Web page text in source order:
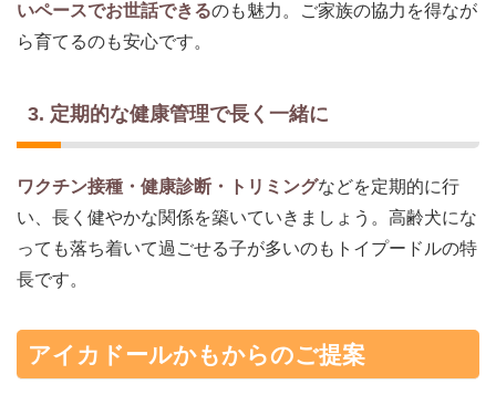
いペースでお世話できるのも魅力。ご家族の協力を得なが
ら育てるのも安心です。
3. 定期的な健康管理で長く一緒に
ワクチン接種・健康診断・トリミングなどを定期的に行
い、長く健やかな関係を築いていきましょう。高齢犬にな
っても落ち着いて過ごせる子が多いのもトイプードルの特
長です。
アイカドールかもからのご提案